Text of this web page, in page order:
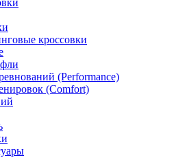
кроссовки
(Performance)
(Comfort)